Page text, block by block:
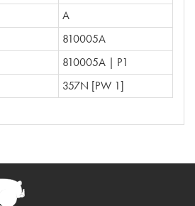
A
810005A
810005A | P1
357N [PW 1]